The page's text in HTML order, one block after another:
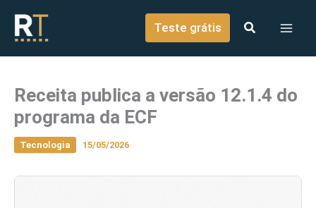
conteúdo
Teste grátis
Receita publica a versão 12.1.4 do
programa da ECF
Tecnologia 15/05/2026